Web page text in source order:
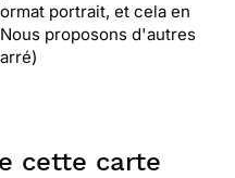
portrait, et cela en
proposons d'autres
cette carte